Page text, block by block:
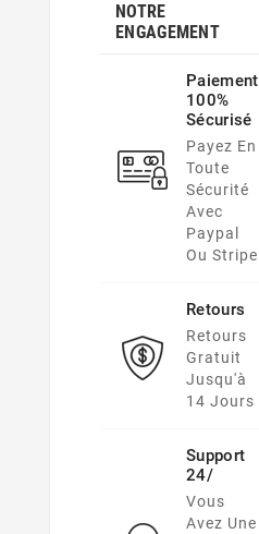
NOTRE
ENGAGEMENT
Paiement
100%
Sécurisé
Payez En
Toute
Sécurité
Avec
Paypal
Ou Stripe
Retours
Retours
Gratuit
Jusqu'à
14 Jours
Support
24/
Vous
Avez Une